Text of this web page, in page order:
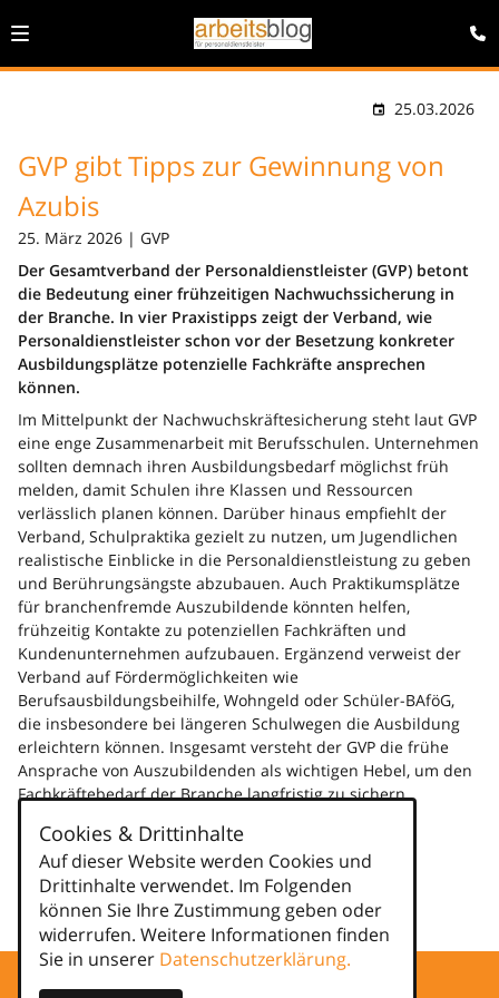
25.03.2026
GVP gibt Tipps zur Gewinnung von
Azubis
25. März 2026 | GVP
Der Gesamtverband der Personaldienstleister (GVP) betont
die Bedeutung einer frühzeitigen Nachwuchssicherung in
der Branche. In vier Praxistipps zeigt der Verband, wie
Personaldienstleister schon vor der Besetzung konkreter
Ausbildungsplätze potenzielle Fachkräfte ansprechen
können.
Im Mittelpunkt der Nachwuchskräftesicherung steht laut GVP
eine enge Zusammenarbeit mit Berufsschulen. Unternehmen
sollten demnach ihren Ausbildungsbedarf möglichst früh
melden, damit Schulen ihre Klassen und Ressourcen
verlässlich planen können. Darüber hinaus empfiehlt der
Verband, Schulpraktika gezielt zu nutzen, um Jugendlichen
realistische Einblicke in die Personaldienstleistung zu geben
und Berührungsängste abzubauen. Auch Praktikumsplätze
für branchenfremde Auszubildende könnten helfen,
frühzeitig Kontakte zu potenziellen Fachkräften und
Kundenunternehmen aufzubauen. Ergänzend verweist der
Verband auf Fördermöglichkeiten wie
Berufsausbildungsbeihilfe, Wohngeld oder Schüler-BAföG,
die insbesondere bei längeren Schulwegen die Ausbildung
erleichtern können. Insgesamt versteht der GVP die frühe
Ansprache von Auszubildenden als wichtigen Hebel, um den
Fachkräftebedarf der Branche langfristig zu sichern.
Weiterlesen
Kategorien
news
Cookies & Drittinhalte
Auf dieser Website werden Cookies und
Drittinhalte verwendet. Im Folgenden
können Sie Ihre Zustimmung geben oder
widerrufen. Weitere Informationen finden
Sie in unserer Datenschutzerklärung.